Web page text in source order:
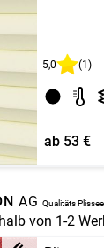
5,0 (1)
ab 53 €
AG Qualitäts
von 1-2